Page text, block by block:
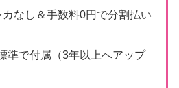
なし＆手数料0円で分割払い
準で付属（3年以上へアップ